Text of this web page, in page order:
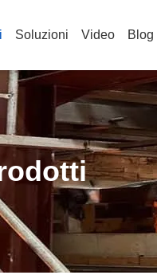
Soluzioni Video Blog